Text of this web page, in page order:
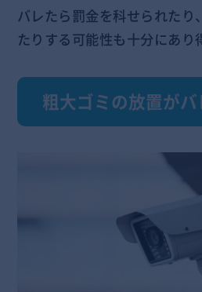
バレたら罰金を科せられた
たりする可能性も十分にあり
粗大ゴミの放置が